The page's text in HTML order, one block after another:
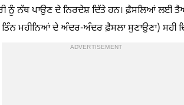
ਨੂੰ ਨੱਥ ਪਾਉਣ ਦੇ ਨਿਰਦੇਸ਼ ਦਿੱਤੇ ਹਨ। ਫ਼ੈਸਲਿਆਂ ਲਈ
ਤਿੰਨ ਮਹੀਨਿਆਂ ਦੇ ਅੰਦਰ-ਅੰਦਰ ਫ਼ੈਸਲਾ ਸੁਣਾਉਣਾ) ਸਹੀ
ADVERTISEMENT